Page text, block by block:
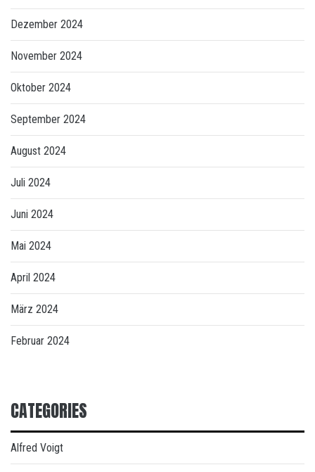
Dezember 2024
November 2024
Oktober 2024
September 2024
August 2024
Juli 2024
Juni 2024
Mai 2024
April 2024
März 2024
Februar 2024
CATEGORIES
Alfred Voigt